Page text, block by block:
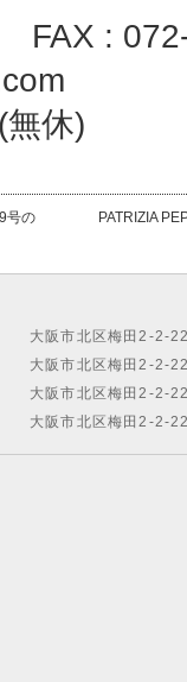
:
休)
号の
PATRIZIA
大阪市北区梅田2-2-
大阪市北区梅田2-2-
大阪市北区梅田2-2-
大阪市北区梅田2-2-